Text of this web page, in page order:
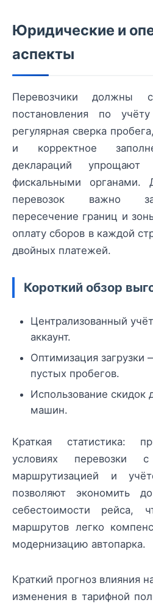
Юридические и
аспекты
Перевозчики должны
постановления по
регулярная сверка
и корректное
деклараций упрощают
фискальными органами.
перевозок важно
пересечение границ и
оплату сборов в каждой
двойных платежей.
Короткий обзор
Централизованный
аккаунт.
Оптимизация
пустых пробегов.
Использование скидок
машин.
Краткая статистика:
условиях перевозки с
маршрутизацией и
позволяют экономить
себестоимости рейса,
маршрутов легко
модернизацию автопарка.
Краткий прогноз влияния
изменения в тарифной